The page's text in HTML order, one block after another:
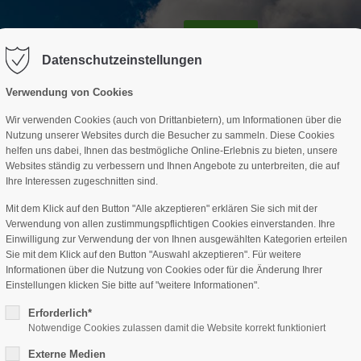
"offcanvas-col2" existiert leider
Der Eintrag "offcanvas-col3"
nicht.
Datenschutzeinstellungen
Verwendung von Cookies
Wir verwenden Cookies (auch von Drittanbietern), um Informationen über die
Nutzung unserer Websites durch die Besucher zu sammeln. Diese Cookies
helfen uns dabei, Ihnen das bestmögliche Online-Erlebnis zu bieten, unsere
Websites ständig zu verbessern und Ihnen Angebote zu unterbreiten, die auf
Ihre Interessen zugeschnitten sind.
Mit dem Klick auf den Button "Alle akzeptieren" erklären Sie sich mit der
Verwendung von allen zustimmungspflichtigen Cookies einverstanden. Ihre
Einwilligung zur Verwendung der von Ihnen ausgewählten Kategorien erteilen
Sie mit dem Klick auf den Button "Auswahl akzeptieren". Für weitere
Informationen über die Nutzung von Cookies oder für die Änderung Ihrer
Einstellungen klicken Sie bitte auf "weitere Informationen".
Erforderlich*
Notwendige Cookies zulassen damit die Website korrekt funktioniert
Externe Medien